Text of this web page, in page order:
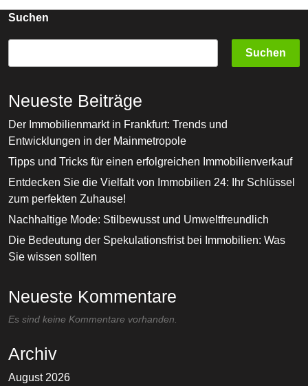
Suchen
Suchen
Neueste Beiträge
Der Immobilienmarkt in Frankfurt: Trends und
Entwicklungen in der Mainmetropole
Tipps und Tricks für einen erfolgreichen Immobilienverkauf
Entdecken Sie die Vielfalt von Immobilien 24: Ihr Schlüssel
zum perfekten Zuhause!
Nachhaltige Mode: Stilbewusst und Umweltfreundlich
Die Bedeutung der Spekulationsfrist bei Immobilien: Was
Sie wissen sollten
Neueste Kommentare
Es sind keine Kommentare vorhanden.
Archiv
August 2026